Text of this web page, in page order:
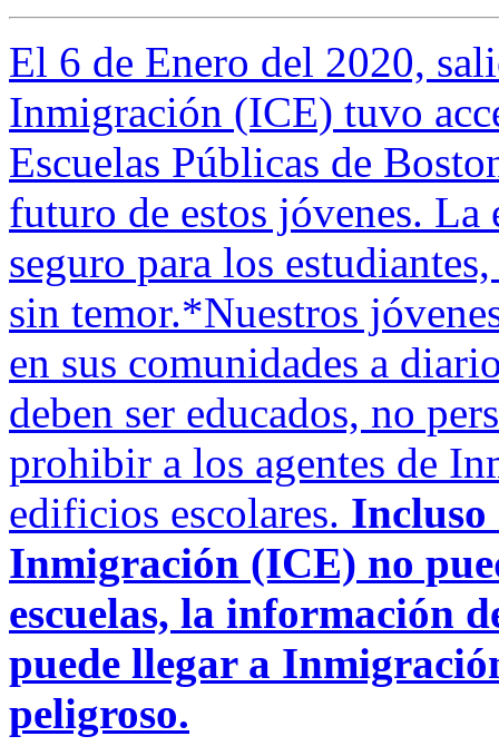
El 6 de Enero del 2020,
Inmigración (ICE) tuvo
Escuelas Públicas de
futuro de estos jóvenes. La
seguro para los
sin temor.*Nuestros
en sus comunidades a
deben ser educados, no
prohibir a los agentes de
edificios escolares. Incluso
Inmigración (ICE) no
escuelas, la información
puede llegar a
peligroso.